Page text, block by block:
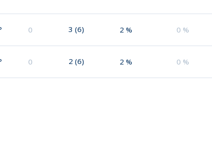
0 3 (6) 2 % 0 %
0 2 (6) 2 % 0 %